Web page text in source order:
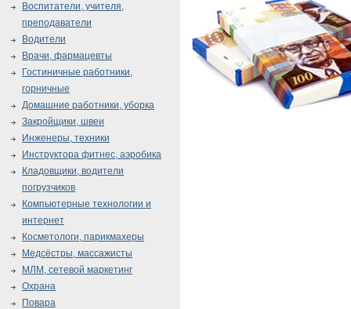
Воспитатели, учителя,
преподаватели
Водители
Врачи, фармацевты
Гостиничные работники,
горничные
Домашние работники, уборка
Закройщики, швеи
Инженеры, техники
Инструктора фитнес, аэробика
Кладовщики, водители
погрузчиков
Компьютерные технологии и
интернет
Косметологи, парикмахеры
Медсёстры, массажисты
МЛМ, сетевой маркетинг
Охрана
Повара